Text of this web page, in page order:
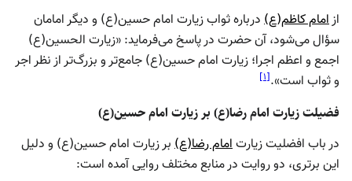
ازامام کاظم(ع) درباره ثواب زیارت امام حسین(ع) و دیگر امامان
سؤال می‌شود، آن حضرت در پاسخ می‌فرماید: «زیارت الحسین(ع)
اجمع و اعظم اجرا؛ زیارت امام حسین(ع) جامع‌تر و بزرگ‌تر از نظر اجر
و ثواب است».[۱]
فضیلت زیارت امام رضا(ع) بر زیارت امام حسین(ع)
در باب افضلیت زیارتامام رضا(ع) بر زیارت امام حسین(ع) و دلیل
این برتری، دو روایت در منابع مختلف روایی آمده است: